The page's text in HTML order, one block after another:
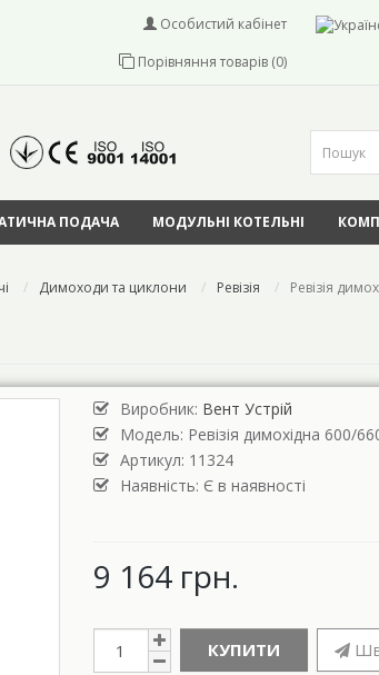
Особистий кабінет
Порівняння товарів (0)
ПОДАЧА МОДУЛЬНІ КОТЕЛЬНІ
Димоходи та циклони Ревізія Ревізія
Виробник: Вент Устрій
Модель: Ревізія димохідна 600/
Артикул: 11324
Наявність: Є в наявності
9 164 грн.
КУПИТИ